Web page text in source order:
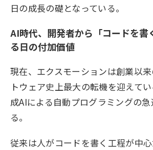
日の成長の礎となっている。
AI時代、開発者から「コードを書
る日の付加価値
現在、エクスモーションは創業以
トウェア史上最大の転機を迎えて
成AIによる自動プログラミングの
る。
従来は人がコードを書く工程が中